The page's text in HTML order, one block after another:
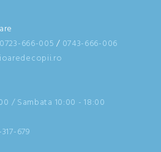
0723-666-005 / 0743-666-006
/ Sambata 10:00 - 18:00
679